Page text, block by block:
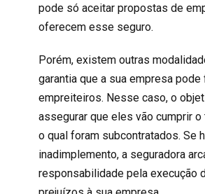
pode só aceitar propostas de
oferecem esse seguro.
Porém, existem outras
garantia que a sua empresa pode
empreiteiros. Nesse caso, o
assegurar que eles vão cumprir o
o qual foram subcontratados. Se
inadimplemento, a seguradora
responsabilidade pela execução